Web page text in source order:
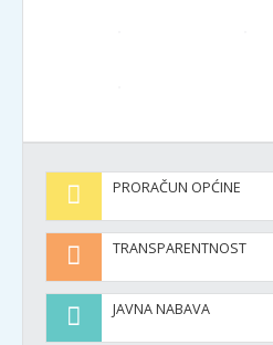
PRORAČUN OPĆINE
TRANSPARENTNOST
JAVNA NABAVA